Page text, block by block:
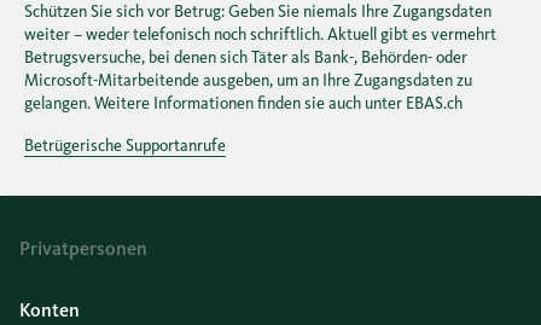
Schützen Sie sich vor Betrug: Geben Sie niemals Ihre Zugangsdaten
weiter – weder telefonisch noch schriftlich. Aktuell gibt es vermehrt
Betrugsversuche, bei denen sich Täter als Bank-, Behörden- oder
Microsoft-Mitarbeitende ausgeben, um an Ihre Zugangsdaten zu
gelangen. Weitere Informationen finden sie auch unter EBAS.ch
Betrügerische Supportanrufe
Privatpersonen
Konten